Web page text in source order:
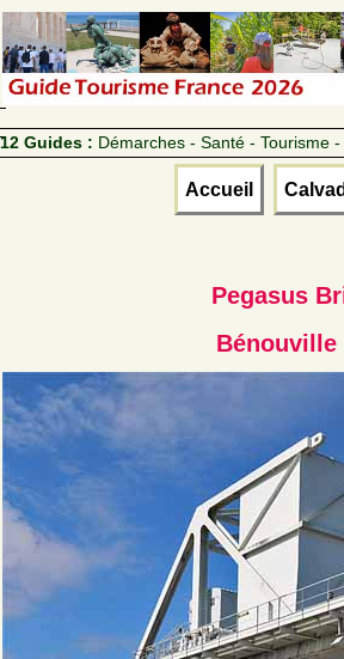
12 Guides : Démarches - Santé - Tourisme
Accueil
Pegasus
Bénouville